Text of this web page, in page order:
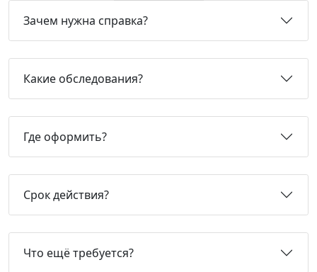
Зачем нужна справка?
Какие обследования?
Где оформить?
Срок действия?
Что ещё требуется?